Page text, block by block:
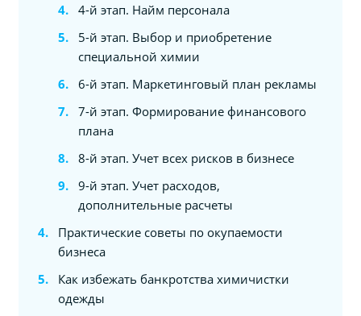
4-й этап. Найм персонала
5-й этап. Выбор и приобретение
специальной химии
6-й этап. Маркетинговый план рекламы
7-й этап. Формирование финансового
плана
8-й этап. Учет всех рисков в бизнесе
9-й этап. Учет расходов,
дополнительные расчеты
Практические советы по окупаемости
бизнеса
Как избежать банкротства химичистки
одежды